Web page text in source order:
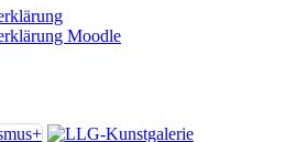
Moodle